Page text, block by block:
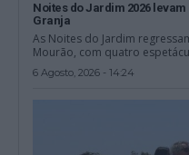
Noites do Jardim 2026
Granja
As Noites do Jardim
Mourão, com quatro
6 Agosto, 2026 - 14:24